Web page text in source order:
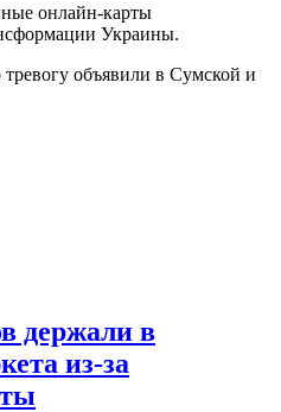
онлайн-карты
Украины.
объявили в Сумской и
держали в
из-за